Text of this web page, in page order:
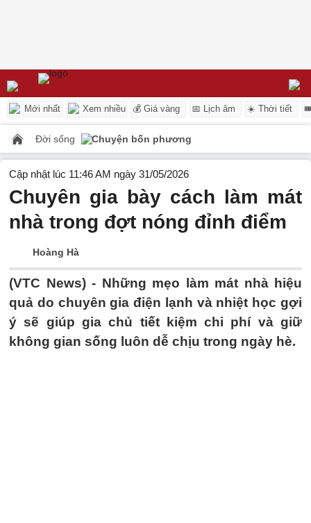
Mới nhất Xem nhiều 💰 Giá vàng 📅 Lịch âm ☀️ Thời tiết
Đời sống Chuyện bốn phương
Cập nhật lúc 11:46 AM ngày 31/05/2026
Chuyên gia bày cách làm mát
nhà trong đợt nóng đỉnh điểm
Hoàng Hà
(VTC News) - Những mẹo làm mát nhà hiệu
quả do chuyên gia điện lạnh và nhiệt học gợi
ý sẽ giúp gia chủ tiết kiệm chi phí và giữ
không gian sống luôn dễ chịu trong ngày hè.